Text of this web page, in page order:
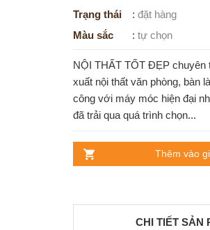
Trạng thái : đặt hàng
Màu sắc
: tự chọn
NỘI THẤT TỐT ĐẸP chuyên
xuất nội thất văn phòng, bàn
công với máy móc hiện đại
đã trải qua quá trình chọn...
Thêm vào
CHI TIẾT SẢN